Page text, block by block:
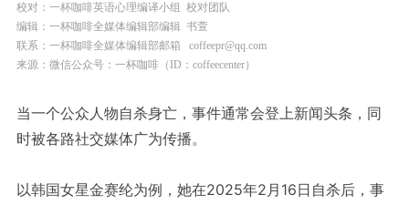
校对：一杯咖啡英语心理编译小组 校对团队
编辑： 一杯咖啡全媒体编辑部编辑 书萱
联系：一杯咖啡全媒体编辑部邮箱 coffeepr@qq.com
来源：微信公众号：一杯咖啡（ID：coffeecenter）
当一个公众人物自杀身亡，事件通常会登上新闻头条，同
时被各路社交媒体广为传播。
以韩国女星金赛纶为例，她在2025年2月16日自杀后，事